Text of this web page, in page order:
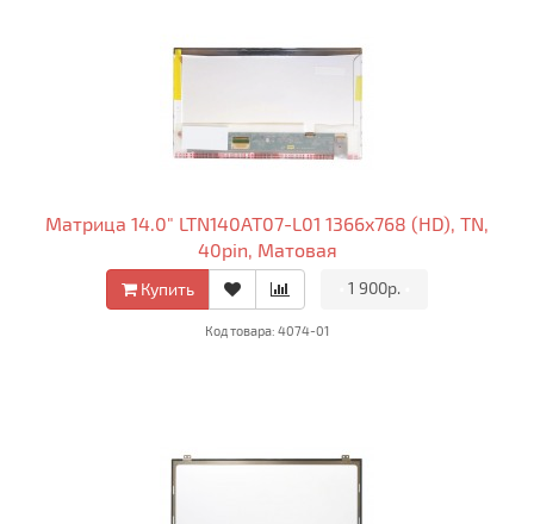
Матрица 14.0" LTN140AT07-L01 1366x768 (HD), TN,
40pin, Матовая
Купить 1 900р.
Код товара: 4074-01